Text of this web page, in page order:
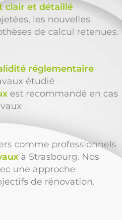
clair et détaillé
les nouvelles
de calcul retenues.
réglementaire
étudié
est recommandé en cas
comme professionnels
à Strasbourg. Nos
une approche
de rénovation.